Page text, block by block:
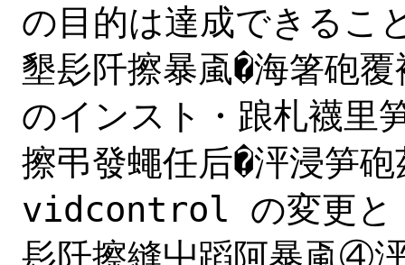
の目的は達成できるこ
墾髟阡擦暴颪�海箸砲
のインスト・踉札襪里
擦弔發蠅任后�泙浸笋砲
vidcontrol の変更と
髟阡擦縫屮蹈阿暴颪④